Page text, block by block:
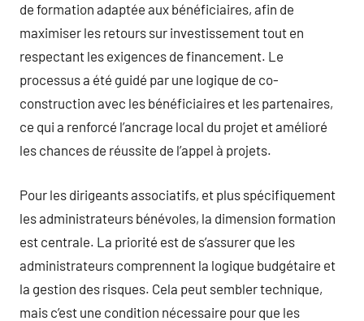
de formation adaptée aux bénéficiaires, afin de
maximiser les retours sur investissement tout en
respectant les exigences de financement. Le
processus a été guidé par une logique de co-
construction avec les bénéficiaires et les partenaires,
ce qui a renforcé l’ancrage local du projet et amélioré
les chances de réussite de l’appel à projets.
Pour les dirigeants associatifs, et plus spécifiquement
les administrateurs bénévoles, la dimension formation
est centrale. La priorité est de s’assurer que les
administrateurs comprennent la logique budgétaire et
la gestion des risques. Cela peut sembler technique,
mais c’est une condition nécessaire pour que les